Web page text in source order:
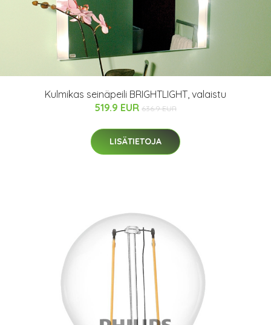
Kulmikas seinäpeili BRIGHTLIGHT, valaistu
519.9 EUR 636.9 EUR
LISÄTIETOJA